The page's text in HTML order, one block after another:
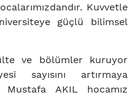
Kuvvetle
güçlü bilimsel
ve bölümler kuruyor
sayısını artırmaya
AKIL hocamız